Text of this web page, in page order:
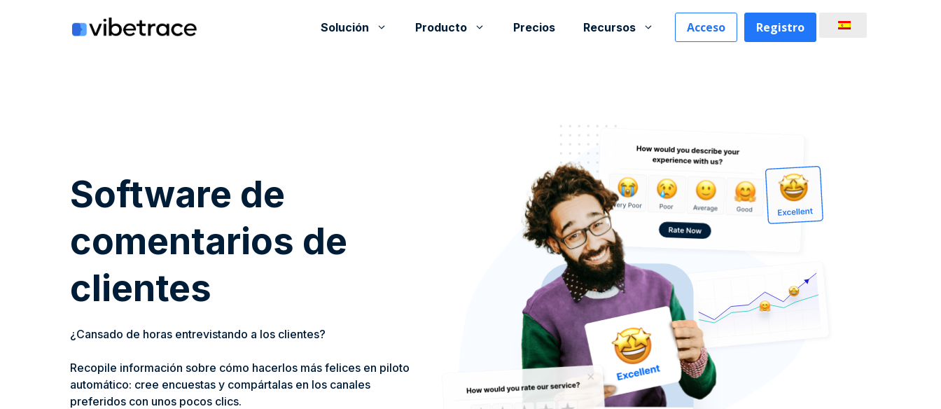
Solución Producto Precios Recursos Acceso Registro
Software de
comentarios de
clientes
¿Cansado de horas entrevistando a los clientes?
Recopile información sobre cómo hacerlos más felices en piloto
automático: cree encuestas y compártalas en los canales
preferidos con unos pocos clics.